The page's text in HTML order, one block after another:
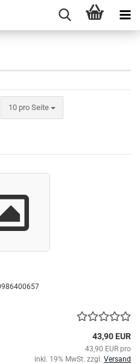
10 pro Seite
pro Seite
43,90 EUR
43,90 EUR pro
inkl. 19% MwSt. zzgl. Versand